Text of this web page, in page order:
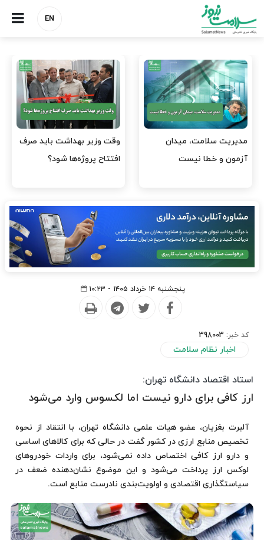
EN
واردات دارو و کالاهای اساسی
باید در اولویت تخصیص ارز
پرستاران، سرمایه‌های از
دست‌رفته نظام سلامت/ چرا
پنجشنبه ۱۴ خرداد ۱۴۰۵ - ۱۰:۲۳
کد خبر: 398003
اخبار نظام سلامت
استاد اقتصاد دانشگاه تهران:
ارز کافی برای دارو نیست اما لکسوس وارد می‌شود
آلبرت بغزیان، عضو هیات علمی دانشگاه تهران، با انتقاد از نحوه
تخصیص منابع ارزی در کشور گفت در حالی که برای کالاهای اساسی
و دارو ارز کافی اختصاص داده نمی‌شود، برای واردات خودروهای
لوکس ارز پرداخت می‌شود و این موضوع نشان‌دهنده ضعف در
سیاستگذاری اقتصادی و اولویت‌بندی نادرست منابع است.